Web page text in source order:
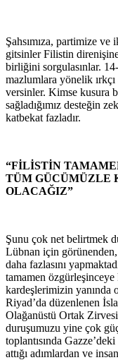
Şahsımıza, partimize ve
gitsinler Filistin
birliğini sorgulasınlar.
mazlumlara yönelik ırkçı
versinler. Kimse kusura
sağladığımız desteğin
katbekat fazladır.
“FİLİSTİN
TÜM GÜCÜMÜZLE
OLACAĞIZ”
Şunu çok net belirtmek
Lübnan için görünenden,
daha fazlasını
tamamen
kardeşlerimizin yanında
Riyad’da düzenlenen
Olağanüstü Ortak
duruşumuzu yine çok
toplantısında
attığı adımlardan ve